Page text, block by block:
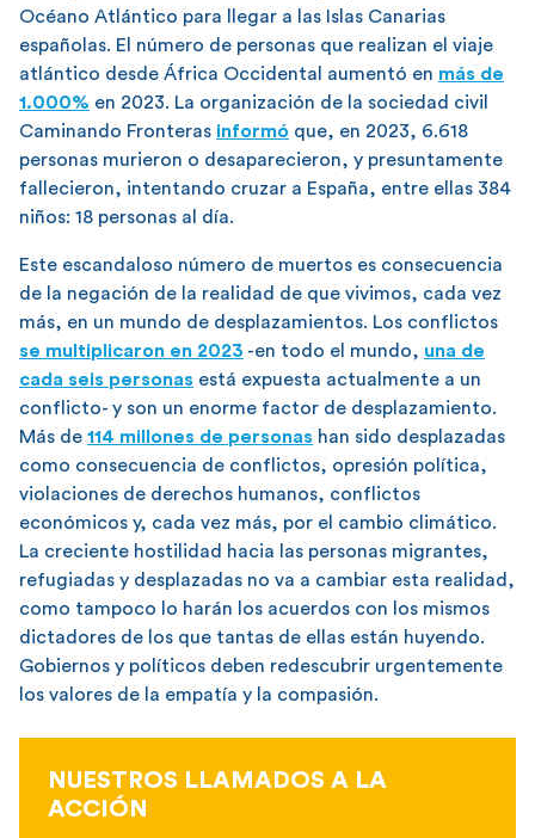
Océano Atlántico para llegar a las Islas Canarias
españolas. El número de personas que realizan el viaje
atlántico desde África Occidental aumentó en más de
1.000% en 2023. La organización de la sociedad civil
Caminando Fronteras informó que, en 2023, 6.618
personas murieron o desaparecieron, y presuntamente
fallecieron, intentando cruzar a España, entre ellas 384
niños: 18 personas al día.
Este escandaloso número de muertos es consecuencia
de la negación de la realidad de que vivimos, cada vez
más, en un mundo de desplazamientos. Los conflictos
se multiplicaron en 2023 -en todo el mundo, una de
cada seis personas está expuesta actualmente a un
conflicto- y son un enorme factor de desplazamiento.
Más de 114 millones de personas han sido desplazadas
como consecuencia de conflictos, opresión política,
violaciones de derechos humanos, conflictos
económicos y, cada vez más, por el cambio climático.
La creciente hostilidad hacia las personas migrantes,
refugiadas y desplazadas no va a cambiar esta realidad,
como tampoco lo harán los acuerdos con los mismos
dictadores de los que tantas de ellas están huyendo.
Gobiernos y políticos deben redescubrir urgentemente
los valores de la empatía y la compasión.
NUESTROS LLAMADOS A LA
ACCIÓN